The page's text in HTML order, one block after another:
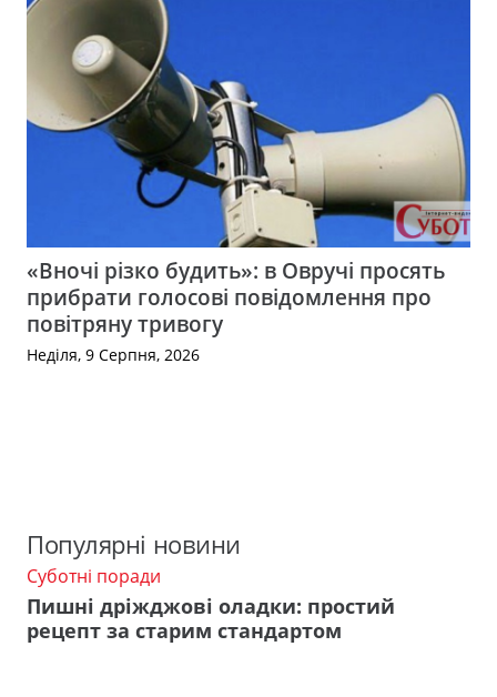
«Вночі різко будить»: в Овручі просять
прибрати голосові повідомлення про
повітряну тривогу
Неділя, 9 Серпня, 2026
Популярні новини
Суботні поради
Пишні дріжджові оладки: простий
рецепт за старим стандартом